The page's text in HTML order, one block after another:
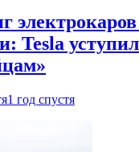
Tesla
1 год спустя